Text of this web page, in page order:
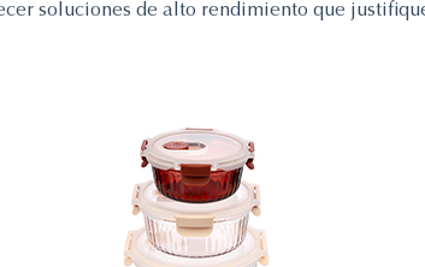
soluciones de alto rendimiento que